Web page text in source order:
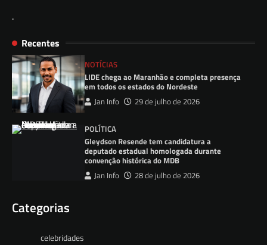
.
Recentes
NOTÍCIAS
LIDE chega ao Maranhão e completa presença
em todos os estados do Nordeste
Jan Info 29 de julho de 2026
POLÍTICA
Gleydson Resende tem candidatura a
deputado estadual homologada durante
convenção histórica do MDB
Jan Info 28 de julho de 2026
Categorias
celebridades